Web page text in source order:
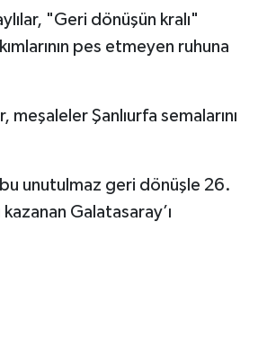
"Geri dönüşün kralı"
pes etmeyen ruhuna
meşaleler Şanlıurfa semalarını
unutulmaz geri dönüşle 26.
Galatasaray’ı